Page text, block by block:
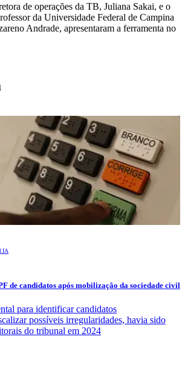
de operações da TB, Juliana Sakai, e o
da Universidade Federal de Campina
Andrade, apresentaram a ferramenta no
de candidatos após mobilização da sociedade civil
para identificar candidatos
possíveis irregularidades, havia sido
do tribunal em 2024